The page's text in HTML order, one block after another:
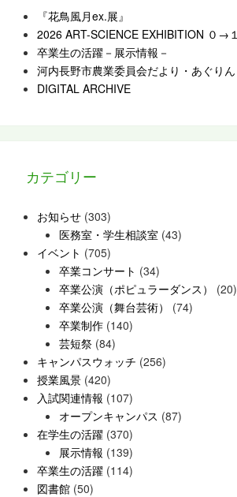
『花鳥風月ex.展』
2026 ART-SCIENCE EXHIBITION ０→１
卒業生の活躍－展示情報－
河内長野市農業委員会だより・あぐりん
DIGITAL ARCHIVE
カテゴリー
お知らせ (303)
医務室・学生相談室 (43)
イベント (705)
卒業コンサート (34)
卒業公演（ポピュラーダンス）
(20)
卒業公演（舞台芸術）
(74)
卒業制作 (140)
芸短祭 (84)
キャンパスウォッチ (256)
授業風景 (420)
入試関連情報 (107)
オープンキャンパス (87)
在学生の活躍 (370)
展示情報 (139)
卒業生の活躍 (114)
図書館 (50)